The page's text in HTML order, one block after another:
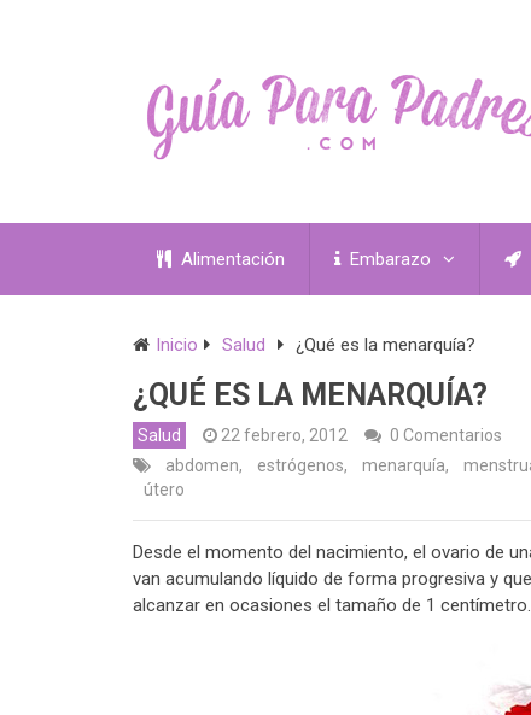
Alimentación Embarazo
Inicio Salud ¿Qué es la menarquía?
¿QUÉ ES LA MENARQUÍA?
Salud 22 febrero, 2012
0 Comentarios
abdomen, estrógenos, menarquía,
útero
Desde el momento del nacimiento, el ovario de
van acumulando líquido de forma progresiva y
alcanzar en ocasiones el tamaño de 1 centímetro.